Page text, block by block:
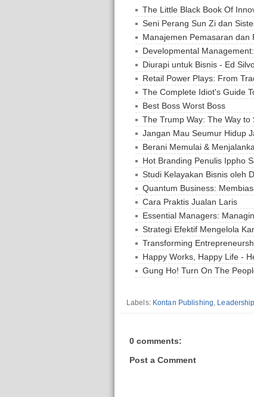
The Little Black Book Of
Seni Perang Sun Zi dan
Manajemen Pemasaran dan
Developmental
Diurapi untuk Bisnis - Ed
Retail Power Plays: From
The Complete Idiot's Guide
Best Boss Worst Boss
The Trump Way: The Way to
Jangan Mau Seumur Hidup
Berani Memulai &
Hot Branding Penulis Ippho
Studi Kelayakan Bisnis oleh
Quantum Business:
Cara Praktis Jualan Laris
Essential Managers:
Strategi Efektif Mengelola
Transforming
Happy Works, Happy Life -
Gung Ho! Turn On The
Labels: Kontan Publishing, Leadership
0 comments:
Post a Comment